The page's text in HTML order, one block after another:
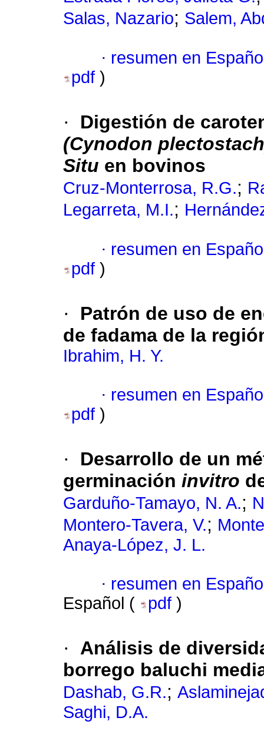
Salas, Nazario; Salem,
· resumen en
pdf )
·
Digestión de
(Cynodon
Situ en bovinos
Cruz-Monterrosa, R.G.;
Legarreta, M.I.;
· resumen en
pdf )
·
Patrón de uso de
de fadama de la
Ibrahim, H. Y.
· resumen en
pdf )
·
Desarrollo de un
germinación invitro
Garduño-Tamayo, N. A.;
Montero-Tavera, V.;
Anaya-López, J. L.
· resumen en
Español (
pdf )
·
Análisis de
borrego baluchi
Dashab, G.R.;
Saghi, D.A.